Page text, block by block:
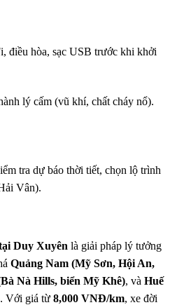
điều hòa, sạc USB trước khi khởi
lý cấm (vũ khí, chất cháy nổ).
tra dự báo thời tiết, chọn lộ trình
Vân).
Duy Xuyên là giải pháp lý tưởng
Quảng Nam (Mỹ Sơn, Hội An,
Nà Hills, biển Mỹ Khê), và Huế
. Với giá từ 8,000 VNĐ/km, xe đời